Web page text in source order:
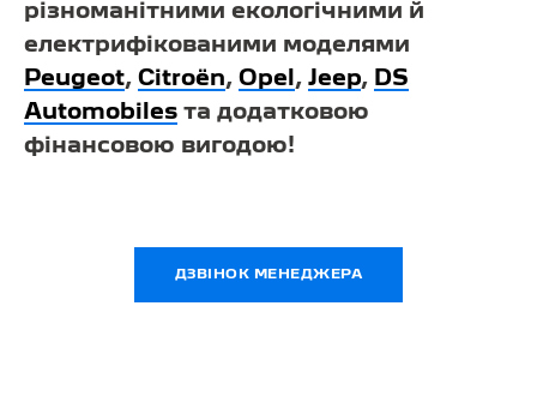
різноманітними екологічними й
електрифікованими моделями
Peugeot, Citroën, Opel , Jeep, DS
Automobiles та додатковою
фінансовою вигодою!
ДЗВІНОК МЕНЕДЖЕРА